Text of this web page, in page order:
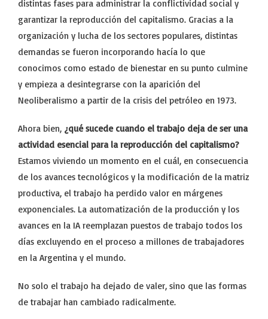
distintas fases para administrar la conflictividad social y
garantizar la reproducción del capitalismo. Gracias a la
organización y lucha de los sectores populares, distintas
demandas se fueron incorporando hacía lo que
conocimos como estado de bienestar en su punto culmine
y empieza a desintegrarse con la aparición del
Neoliberalismo a partir de la crisis del petróleo en 1973.
Ahora bien, ¿qué sucede cuando el trabajo deja de ser una
actividad esencial para la reproducción del capitalismo?
Estamos viviendo un momento en el cuál, en consecuencia
de los avances tecnológicos y la modificación de la matriz
productiva, el trabajo ha perdido valor en márgenes
exponenciales. La automatización de la producción y los
avances en la IA reemplazan puestos de trabajo todos los
días excluyendo en el proceso a millones de trabajadores
en la Argentina y el mundo.
No solo el trabajo ha dejado de valer, sino que las formas
de trabajar han cambiado radicalmente.